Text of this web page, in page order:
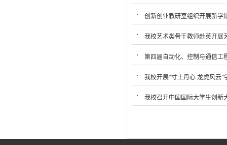
创新创业教研室组织开展新学
我校艺术类骨干教师赴英开展
第四届自动化、控制与通信工
我校开展“寸土丹心 龙虎风云
我校召开中国国际大学生创新